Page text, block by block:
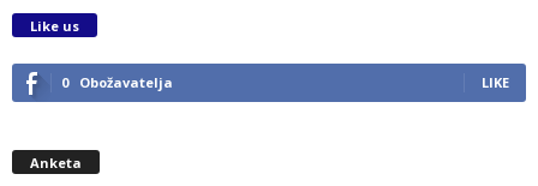
Like us
0 Obožavatelja LIKE
Anketa